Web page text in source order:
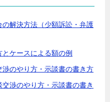
解決方法（少額訴訟・弁護
ケースによる額の例
のやり方・示談書の書き方
渉のやり方・示談書の書き